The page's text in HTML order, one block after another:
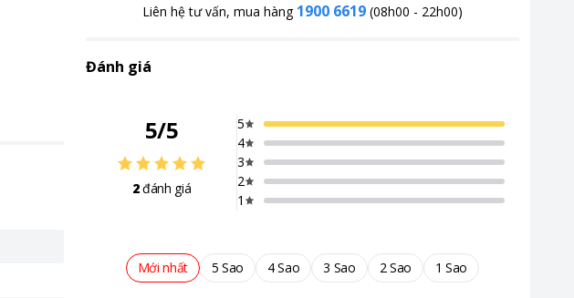
Liên hệ tư vấn, mua hàng 1900 6619 (08h00 - 22h00)
Đánh giá
5/5
2đánh giá
5
4
3
2
1
Mới nhất 5 Sao 4 Sao 3 Sao 2 Sao 1 Sao